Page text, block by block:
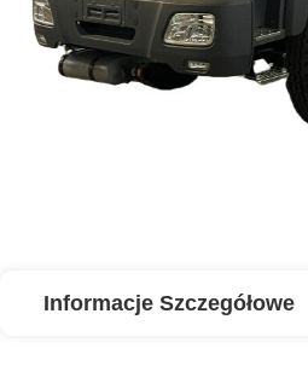
Informacje Szczegółowe